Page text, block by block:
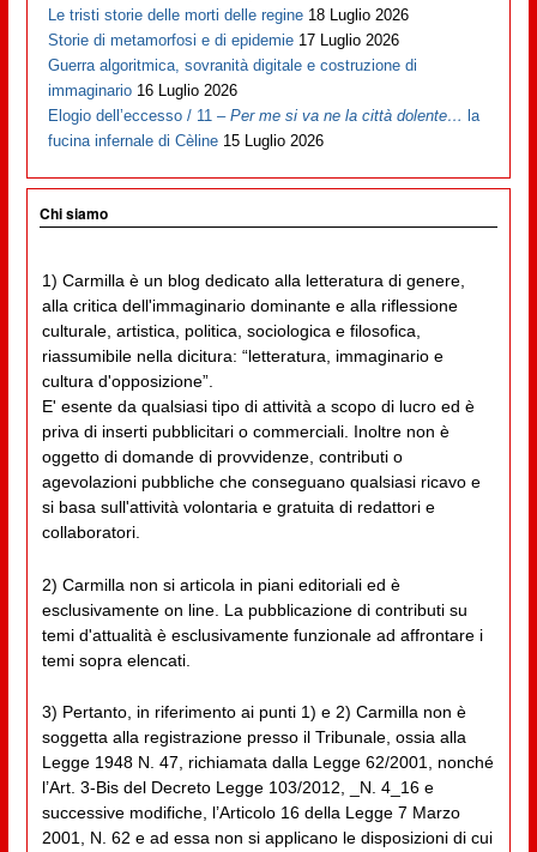
Le tristi storie delle morti delle regine 18 Luglio 2026
Storie di metamorfosi e di epidemie 17 Luglio 2026
Guerra algoritmica, sovranità digitale e costruzione di
immaginario 16 Luglio 2026
Elogio dell’eccesso / 11 –Per me si va ne la città dolente… la
fucina infernale di Cèline 15 Luglio 2026
Chi siamo
1) Carmilla è un blog dedicato alla letteratura di genere,
alla critica dell'immaginario dominante e alla riflessione
culturale, artistica, politica, sociologica e filosofica,
riassumibile nella dicitura: “letteratura, immaginario e
cultura d'opposizione”.
E' esente da qualsiasi tipo di attività a scopo di lucro ed è
priva di inserti pubblicitari o commerciali. Inoltre non è
oggetto di domande di provvidenze, contributi o
agevolazioni pubbliche che conseguano qualsiasi ricavo e
si basa sull'attività volontaria e gratuita di redattori e
collaboratori.
2) Carmilla non si articola in piani editoriali ed è
esclusivamente on line. La pubblicazione di contributi su
temi d'attualità è esclusivamente funzionale ad affrontare i
temi sopra elencati.
3) Pertanto, in riferimento ai punti 1) e 2) Carmilla non è
soggetta alla registrazione presso il Tribunale, ossia alla
Legge 1948 N. 47, richiamata dalla Legge 62/2001, nonché
l’Art. 3-Bis del Decreto Legge 103/2012, _N. 4_16 e
successive modifiche, l’Articolo 16 della Legge 7 Marzo
2001, N. 62 e ad essa non si applicano le disposizioni di cui